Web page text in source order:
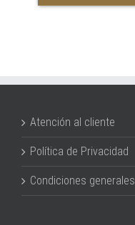
Atención al cliente
Política de Privacidad
Condiciones generales